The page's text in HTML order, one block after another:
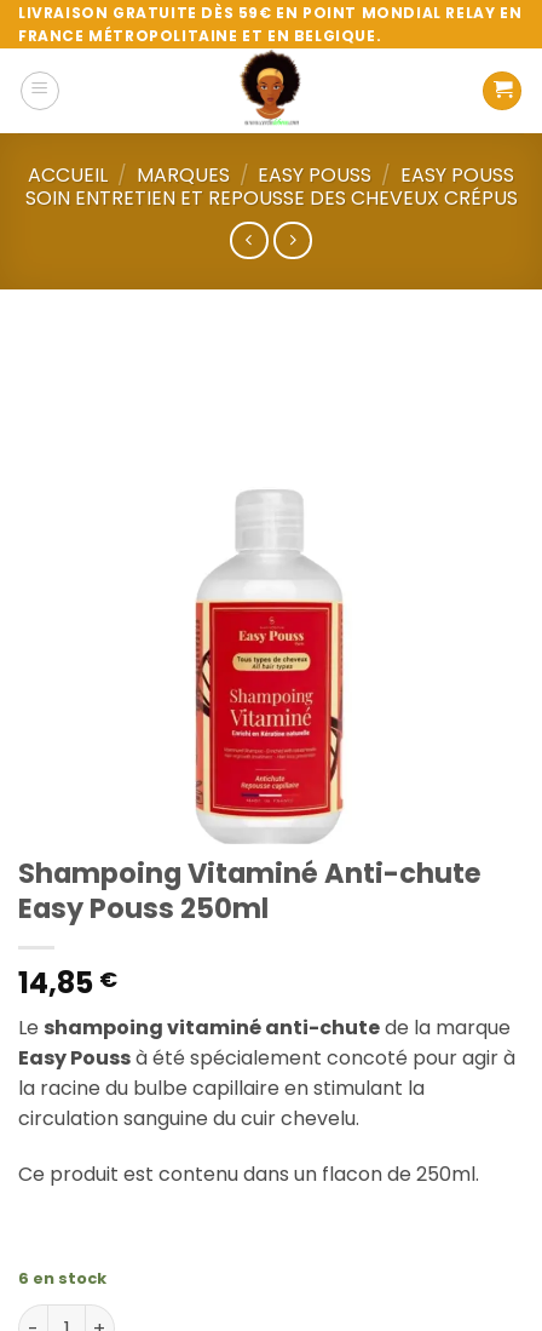
Passer
au
contenu
LIVRAISON GRATUITE DÈS 59€ EN POINT MONDIAL RELAY EN
FRANCE MÉTROPOLITAINE ET EN BELGIQUE.
ACCUEIL / MARQUES / EASY POUSS / EASY POUSS
SOIN ENTRETIEN ET REPOUSSE DES CHEVEUX CRÉPUS
Shampoing Vitaminé Anti-chute
Easy Pouss 250ml
14,85 €
Le shampoing vitaminé anti-chutede la marque
Easy Poussà été spécialement concoté pour agir à
la racine du bulbe capillaire en stimulant la
circulation sanguine du cuir chevelu.
Ce produit est contenu dans un flacon de 250ml.
6 en stock
quantité de Shampoing Vitaminé Anti-chute Easy Pouss